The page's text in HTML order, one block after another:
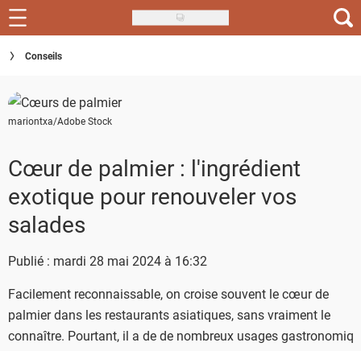
Skip
to
main
Recettes
Inspirations
Conseils
Menu de la semaine
Actus
Téléchargez l'app Saveurs Recettes
Index des recettes
Guide d'achat
Conseils
mariontxa/Adobe Stock
Cœur de palmier : l'ingrédient
exotique pour renouveler vos
salades
Publié : mardi 28 mai 2024 à 16:32
Facilement reconnaissable, on croise souvent le cœur de
palmier dans les restaurants asiatiques, sans vraiment le
connaître. Pourtant, il a de de nombreux usages